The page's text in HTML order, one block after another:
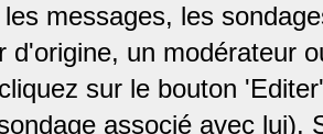
messages, les
d'origine, un modérateur
sur le bouton
associé avec lui).